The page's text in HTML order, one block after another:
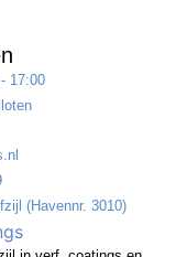
17:00
(Havennr. 3010)